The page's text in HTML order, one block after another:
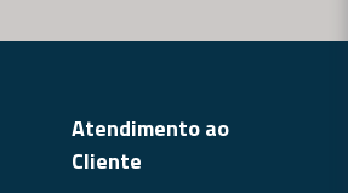
Atendimento ao
Cliente